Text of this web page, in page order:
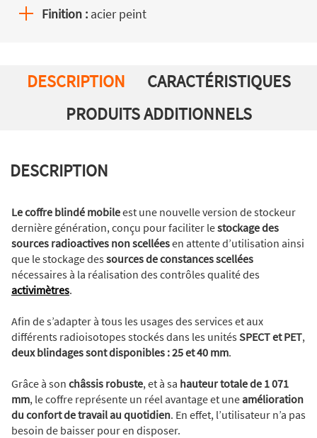
Finition : acier peint
DESCRIPTION
CARACTÉRISTIQUES
PRODUITS ADDITIONNELS
DESCRIPTION
Le coffre blindé mobileest une nouvelle version de stockeur
dernière génération, conçu pour faciliter lestockage des
sources radioactives non scelléesen attente d’utilisation ainsi
que le stockage dessources de constances scellées
nécessaires à la réalisation des contrôles qualité des
activimètres.
Afin de s’adapter à tous les usages des services et aux
différents radioisotopes stockés dans les unitésSPECT et PET,
deux blindages sont disponibles : 25 et 40 mm.
Grâce à son châssis robuste, et à sa hauteur totale de 1 071
mm, le coffre représente un réel avantage et uneamélioration
du confort de travail au quotidien. En effet, l’utilisateur n’a pas
besoin de baisser pour en disposer.